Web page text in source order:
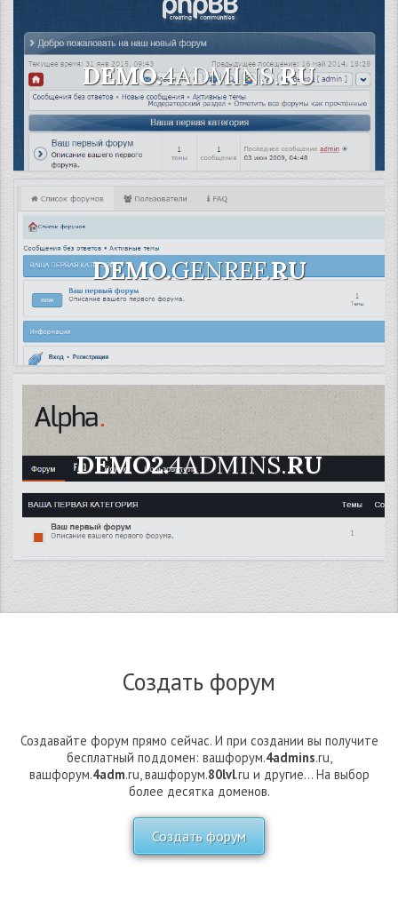
DEMO.4ADMINS.RU
DEMO.GENREF.RU
DEMO2.4ADMINS.RU
Создать форум
Создавайте форум прямо сейчас. И при создании вы получите
бесплатный поддомен: вашфорум.4admins.ru,
вашфорум.4adm.ru, вашфорум.80lvl.ru и другие... На выбор
более десятка доменов.
Создать форум